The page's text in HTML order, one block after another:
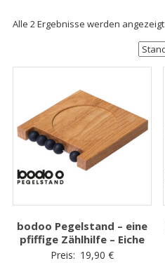
Alle 2 Ergebnisse werden angezeigt
bodoo Pegelstand – eine
pfiffige Zählhilfe – Eiche
Preis: 19,90 €